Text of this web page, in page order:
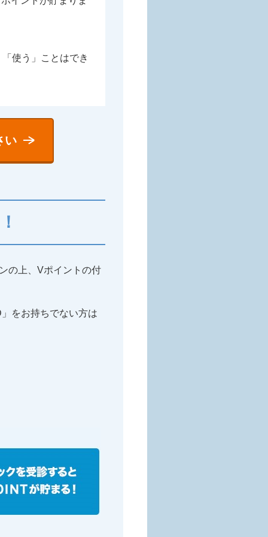
使う」ことはでき
い
の上、Vポイントの付
をお持ちでない方は